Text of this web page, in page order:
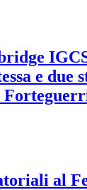
e due
al